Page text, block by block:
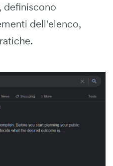
definiscono
dell'elenco,